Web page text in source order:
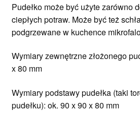
Pudełko może być użyte zarówno
ciepłych potraw. Może być też
podgrzewane w kuchence
Wymiary zewnętrzne złożonego
x 80 mm
Wymiary podstawy pudełka (taki
pudełku): ok. 90 x 90 x 80 mm